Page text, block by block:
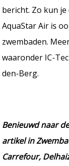
bericht. Zo kun
AquaStar Air is
zwembaden.
waaronder IC-
den-Berg.
Benieuwd naar
artikel in
Carrefour,